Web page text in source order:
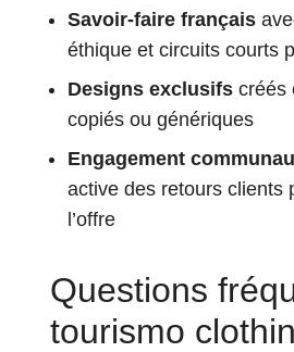
Savoir-faire français
éthique et circuits courts
Designs exclusifs créés
copiés ou génériques
Engagement
active des retours clients
l’offre
Questions
tourismo